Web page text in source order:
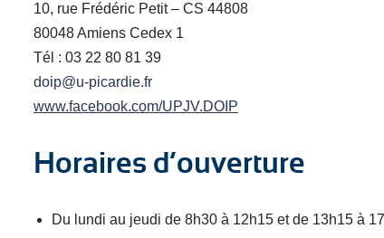
10, rue Frédéric Petit – CS 44808
80048 Amiens Cedex 1
Tél : 03 22 80 81 39
doip@u-picardie.fr
www.facebook.com/UPJV.DOIP
Horaires d’ouverture
Du lundi au jeudi de 8h30 à 12h15 et de 13h15 à